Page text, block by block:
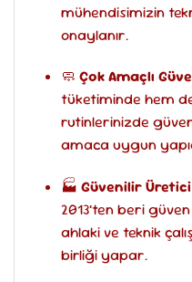
mühendisimizin
onaylanır.
🧼 Çok Amaçlı
tüketiminde hem
rutinlerinizde
amaca uygun
🏭 Güvenilir
2013’ten beri
ahlaki ve teknik
birliği yapar.